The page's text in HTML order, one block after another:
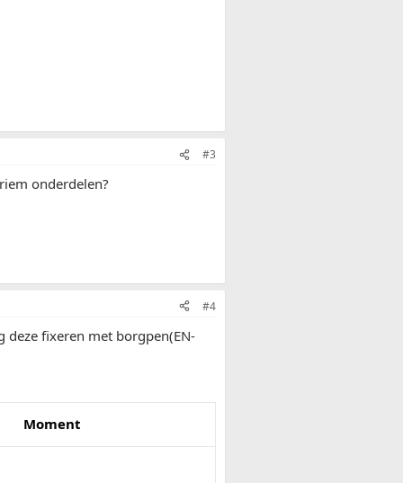
#3
onderdelen?
#4
fixeren met borgpen(EN-
Moment